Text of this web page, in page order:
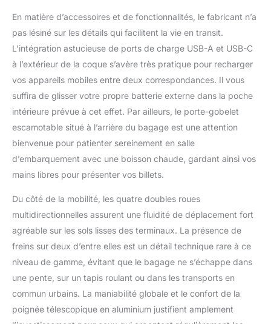
évite également le
déplacement des
articles. Poignée à 3
Étages: La poignée
télescopique, robuste
et ajustable, s'adapte à
toutes les tailles. Elle
est facile à manipuler et
discrètement pour un
rangement optimal.
Son mécanisme de
verrouillage sécurisé
main confortable et
stable. Serrure TSA et
Doubles Roulettes
Pivotantes: Équipée
d'une serrure à
combinaison TSA
intégrée, ce qui est sûr
et pratique, économise
du temps et du travail.
Les serrure TSA
En matière d’accessoires et de fonctionnalités, le fabricant n’a
pas lésiné sur les détails qui facilitent la vie en transit.
L’intégration astucieuse de ports de charge USB-A et USB-C
à l’extérieur de la coque s’avère très pratique pour recharger
vos appareils mobiles entre deux correspondances. Il vous
suffira de glisser votre propre batterie externe dans la poche
intérieure prévue à cet effet. Par ailleurs, le porte-gobelet
escamotable situé à l’arrière du bagage est une attention
bienvenue pour patienter sereinement en salle
d’embarquement avec une boisson chaude, gardant ainsi vos
mains libres pour présenter vos billets.
Du côté de la mobilité, les quatre doubles roues
multidirectionnelles assurent une fluidité de déplacement fort
agréable sur les sols lisses des terminaux. La présence de
freins sur deux d’entre elles est un détail technique rare à ce
niveau de gamme, évitant que le bagage ne s’échappe dans
une pente, sur un tapis roulant ou dans les transports en
commun urbains. La maniabilité globale et le confort de la
poignée télescopique en aluminium justifient amplement